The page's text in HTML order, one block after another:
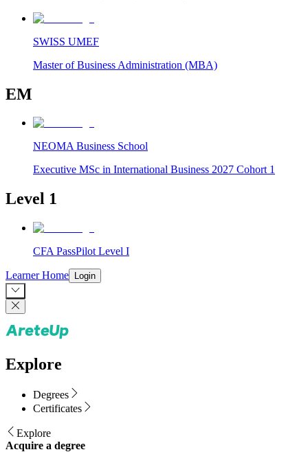
SWISS UMEF
Master of Business Administration (MBA)
EM
NEOMA Business School
Executive MSc in International Business 2027 Cohort 1
Level 1
CFA PassPilot Level I
Learner Home Login
Explore
Degrees
Certificates
Explore
Acquire a degree